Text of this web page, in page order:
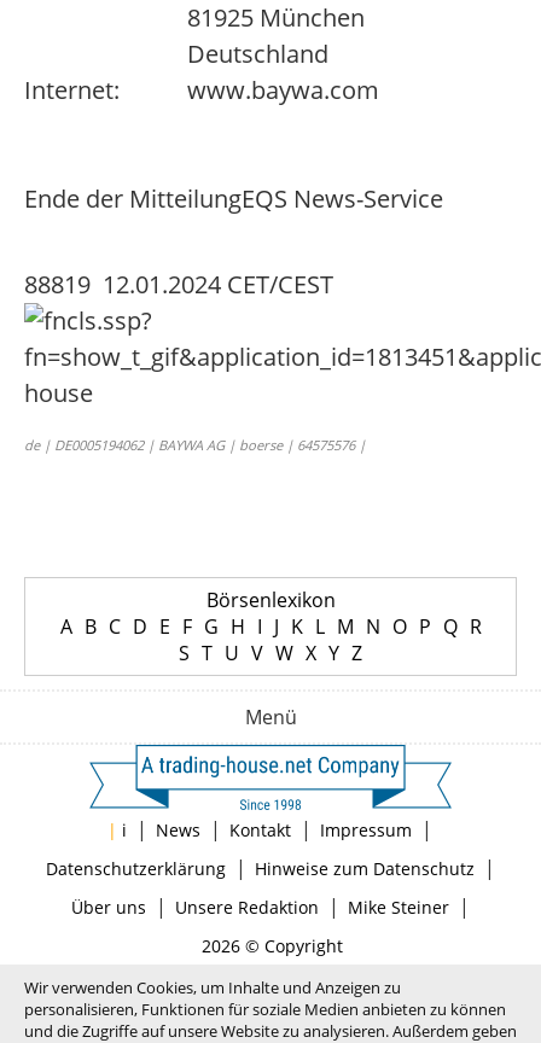
81925 München
Deutschland
Internet:
www.baywa.com
Ende der MitteilungEQS News-Service
88819 12.01.2024 CET/CEST
de | DE0005194062 | BAYWA AG | boerse | 64575576 |
Börsenlexikon
A B C D E F G H I J K L M N O P Q R
S T U V W X Y Z
Menü
| i | News | Kontakt | Impressum |
Datenschutzerklärung| Hinweise zum Datenschutz |
Über uns | Unsere Redaktion | Mike Steiner|
2026 © Copyright
Wir verwenden Cookies, um Inhalte und Anzeigen zu
personalisieren, Funktionen für soziale Medien anbieten zu können
und die Zugriffe auf unsere Website zu analysieren. Außerdem geben